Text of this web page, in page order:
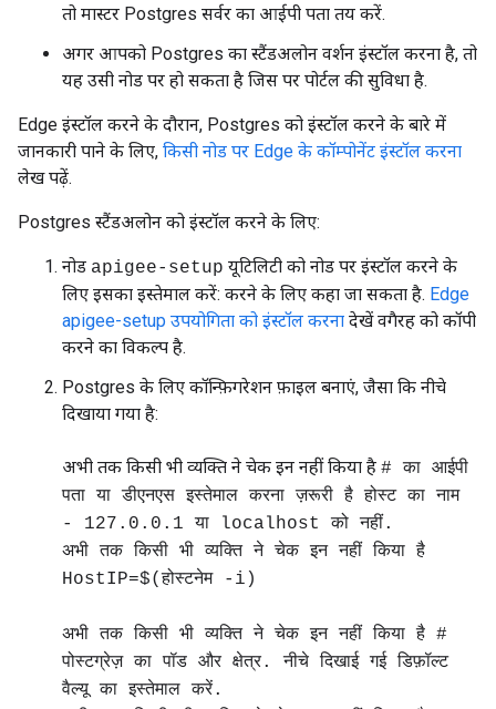
तो मास्टर Postgres सर्वर का आईपी पता तय करें.
अगर आपको Postgres का स्टैंडअलोन वर्शन इंस्टॉल करना है, तो
यह उसी नोड पर हो सकता है जिस पर पोर्टल की सुविधा है.
Edge इंस्टॉल करने के दौरान, Postgres को इंस्टॉल करने के बारे में
जानकारी पाने के लिए, किसी नोड पर Edge के कॉम्पोनेंट इंस्टॉल करना
लेख पढ़ें.
Postgres स्टैंडअलोन को इंस्टॉल करने के लिए:
नोड apigee-setup यूटिलिटी को नोड पर इंस्टॉल करने के
लिए इसका इस्तेमाल करें: करने के लिए कहा जा सकता है. Edge
apigee-setup उपयोगिता को इंस्टॉल करना देखें वगैरह को कॉपी
करने का विकल्प है.
Postgres के लिए कॉन्फ़िगरेशन फ़ाइल बनाएं, जैसा कि नीचे
दिखाया गया है:
अभी तक किसी भी व्यक्ति ने चेक इन नहीं किया है # का आईपी
पता या डीएनएस इस्तेमाल करना ज़रूरी है होस्ट का नाम
- 127.0.0.1 या localhost को नहीं.
अभी तक किसी भी व्यक्ति ने चेक इन नहीं किया है
HostIP=$(होस्टनेम -i)
अभी तक किसी भी व्यक्ति ने चेक इन नहीं किया है #
पोस्टग्रेज़ का पॉड और क्षेत्र. नीचे दिखाई गई डिफ़ॉल्ट
वैल्यू का इस्तेमाल करें.